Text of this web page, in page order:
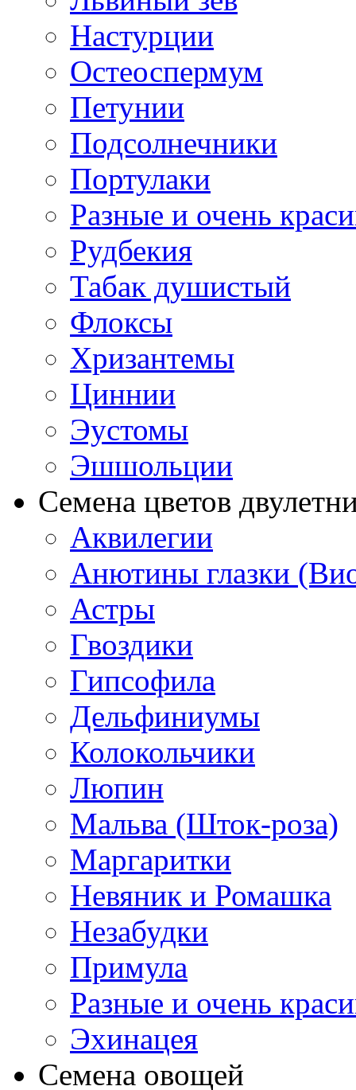
Настурции
Остеоспермум
Петунии
Подсолнечники
Портулаки
Разные и очень
Рудбекия
Табак душистый
Флоксы
Хризантемы
Циннии
Эустомы
Эшшольции
Семена цветов
Аквилегии
Анютины глазки
Астры
Гвоздики
Гипсофила
Дельфиниумы
Колокольчики
Люпин
Мальва (Шток-роза)
Маргаритки
Невяник и Ромашка
Незабудки
Примула
Разные и очень
Эхинацея
Семена овощей